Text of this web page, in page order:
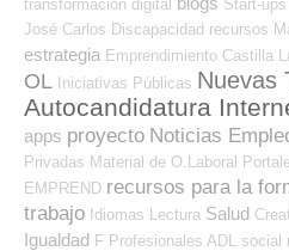
transformación digital
Start-ups
José Carlos Discapacidad recursos
estrategia Emprendimiento Castilla
OL Iniciativas Públicas Nuevas
Autocandidatura
apps proyecto Noticias
Privadas Material de O.Laboral
EMPREND recursos para la
trabajo Idiomas Lectura Salud
Igualdad F Profesionales ADL social